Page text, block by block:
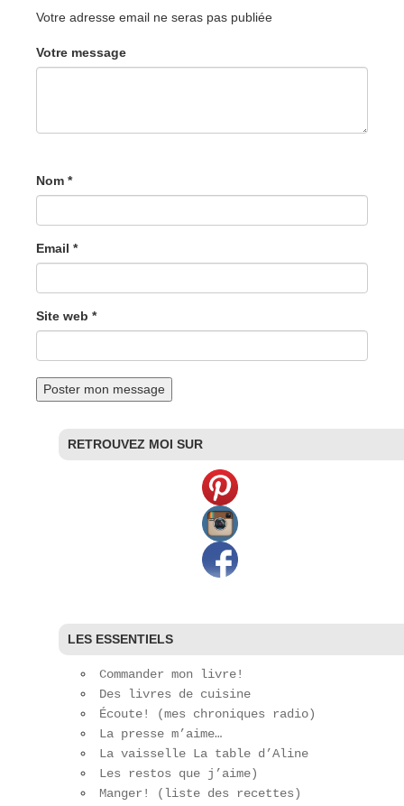
Votre adresse email ne seras pas publiée
Votre message
Nom *
Email *
Site web *
RETROUVEZ MOI SUR
LES ESSENTIELS
Commander mon livre!
Des livres de cuisine
Écoute! (mes chroniques radio)
La presse m’aime…
La vaisselle La table d’Aline
Les restos que j’aime)
Manger! (liste des recettes)